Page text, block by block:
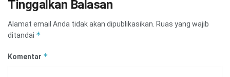
Tinggalkan Balasan
Alamat email Anda tidak akan dipublikasikan. Ruas yang wajib
ditandai *
Komentar *